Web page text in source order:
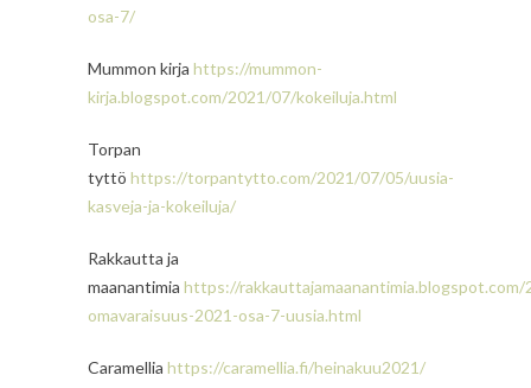
osa-7/
Mummon kirja https://mummon-
kirja.blogspot.com/2021/07/kokeiluja.html
Torpan
tyttö https://torpantytto.com/2021/07/05/uusia-
kasveja-ja-kokeiluja/
Rakkautta ja
maanantimia https://
omavaraisuus-2021-osa-7-uusia.html
Caramellia https://caramellia.fi/heinakuu2021/